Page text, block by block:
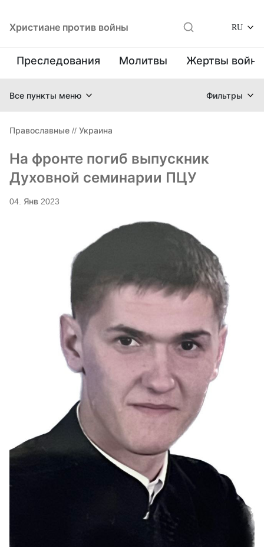
Христиане против войны RU
Преследования Молитвы Жертвы
Все пункты меню Фильтры
Православные // Украина
На фронте погиб выпускник
Духовной семинарии ПЦУ
04. Янв 2023